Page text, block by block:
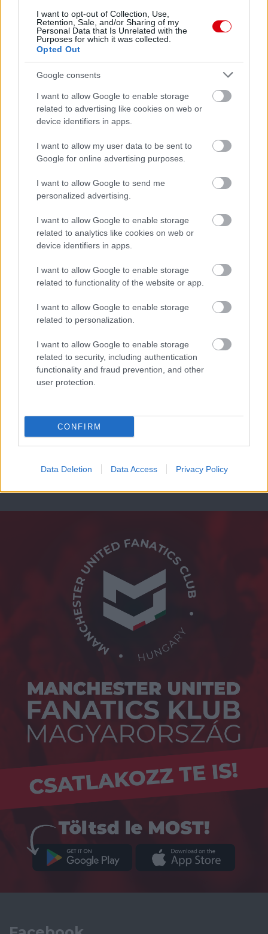
I want to opt-out of Collection, Use,
Retention, Sale, and/or Sharing of my
Personal Data that Is Unrelated with the
Purposes for which it was collected.
Opted Out
Google consents
I want to allow Google to enable storage
related to advertising like cookies on web or
device identifiers in apps.
I want to allow my user data to be sent to
Google for online advertising purposes.
I want to allow Google to send me
personalized advertising.
I want to allow Google to enable storage
related to analytics like cookies on web or
device identifiers in apps.
I want to allow Google to enable storage
related to functionality of the website or app.
I want to allow Google to enable storage
related to personalization.
I want to allow Google to enable storage
related to security, including authentication
functionality and fraud prevention, and other
user protection.
CONFIRM
Data Deletion Data Access Privacy Policy
Meccs Center
Paris Saint-Germainvs
Manchester United
Nya Ullevi, Göteborg
2026-08-08 17:00
Leeds UnitedvsManchester United2026-08-12 20:30
AC MilanvsManchester United2026-08-15 18:00
Támogatás
Támogasd adományoddal
a ManUtdFanatics.hu működését!